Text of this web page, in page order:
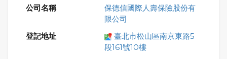
保德信國際人壽保險股份有
限公司
臺北市松山區南京東路5
段161號10樓